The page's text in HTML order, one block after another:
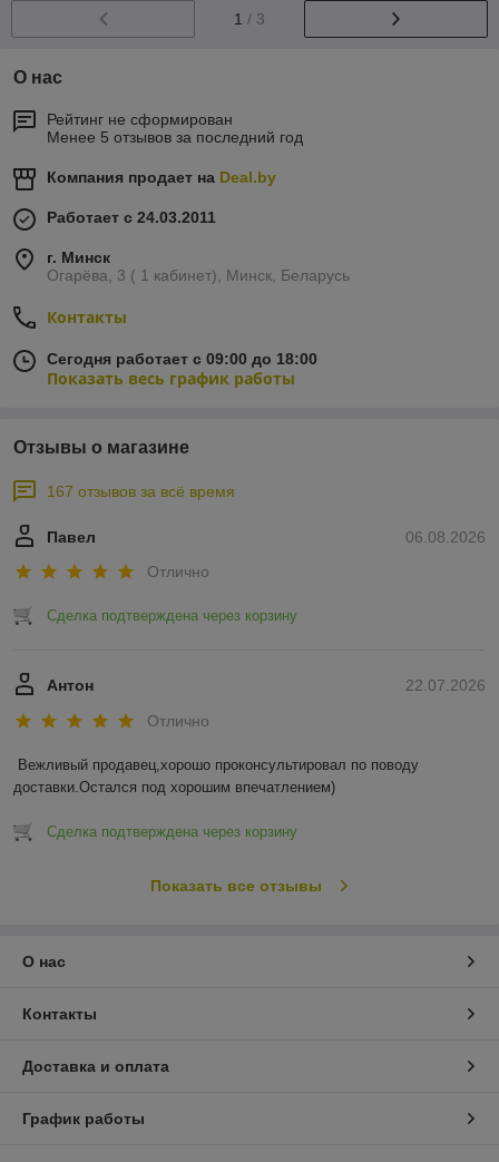
1 / 3
О нас
Рейтинг не сформирован
Менее 5 отзывов за последний год
Компания продает на Deal.by
Работает с 24.03.2011
г. Минск
Огарёва, 3 ( 1 кабинет), Минск, Беларусь
Контакты
Сегодня работает с 09:00 до 18:00
Показать весь график работы
Отзывы о магазине
167 отзывов за всё время
06.08.2026
Павел
Отлично
Сделка подтверждена через корзину
22.07.2026
Антон
Отлично
Вежливый продавец,хорошо проконсультировал по поводу
доставки.Остался под хорошим впечатлением)
Сделка подтверждена через корзину
Показать все отзывы
О нас
Контакты
Доставка и оплата
График работы